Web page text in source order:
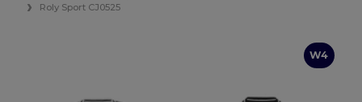
Roly Sport CJ0525
W4